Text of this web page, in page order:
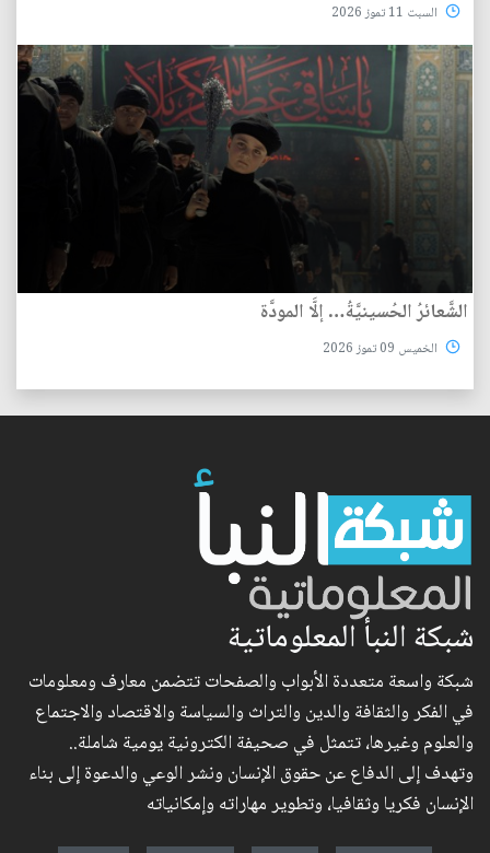
السبت 11 تموز 2026
الشَّعائرُ الحُسينيَّةُ… إلَّا المودَّة
الخميس 09 تموز 2026
شبكة النبأ المعلوماتية
شبكة واسعة متعددة الأبواب والصفحات تتضمن معارف ومعلومات
في الفكر والثقافة والدين والتراث والسياسة والاقتصاد والاجتماع
والعلوم وغيرها، تتمثل في صحيفة الكترونية يومية شاملة..
وتهدف إلى الدفاع عن حقوق الإنسان ونشر الوعي والدعوة إلى بناء
الإنسان فكريا وثقافيا، وتطوير مهاراته وإمكانياته